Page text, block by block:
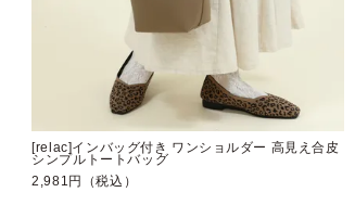
[relac]インバッグ付き ワンショルダー 高見え合皮
シンプルトートバッグ
2,981円（税込）